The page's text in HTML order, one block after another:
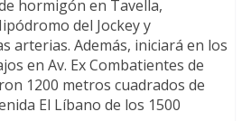
hormigón en Tavella,
del Jockey y
arterias. Además, iniciará en los
en Av. Ex Combatientes de
1200 metros cuadrados de
El Líbano de los 1500